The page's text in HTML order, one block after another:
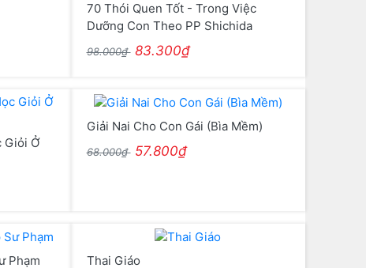
70 Thói Quen Tốt - Trong Việc
Dưỡng Con Theo PP Shichida
98.000₫ 83.300₫
Giỏi Ở
Giải Nai Cho Con Gái (Bìa Mềm)
68.000₫ 57.800₫
Phạm Thai Giáo